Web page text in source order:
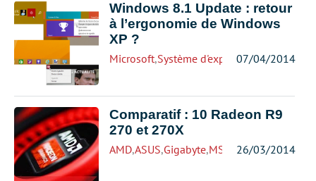
Windows 8.1 Update : retour
à l’ergonomie de Windows
XP ?
Microsoft,Système d'exploitation07/04/2014
Comparatif : 10 Radeon R9
270 et 270X
AMD,ASUS,Gigabyte,MSI 26/03/2014